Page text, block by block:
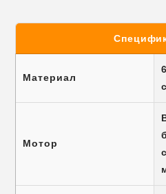
Материал
Мотор